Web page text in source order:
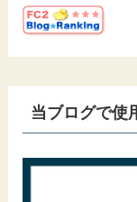
当ブログで使